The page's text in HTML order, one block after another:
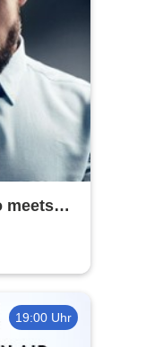
meets
19:00 Uhr